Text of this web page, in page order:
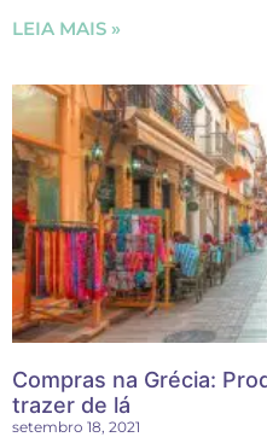
LEIA MAIS »
Compras na Grécia:
trazer de lá
setembro 18, 2021